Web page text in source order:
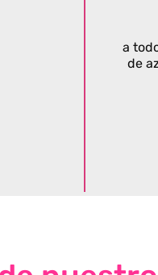
a
de